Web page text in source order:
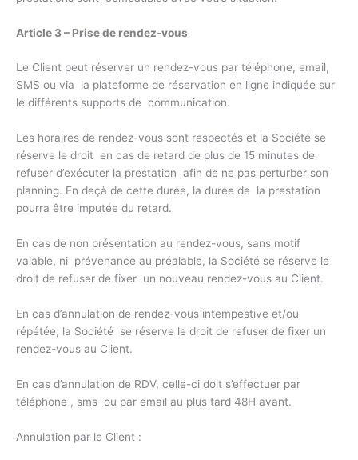
Article 3 – Prise de rendez-vous
Le Client peut réserver un rendez-vous par téléphone, email,
SMS ou via la plateforme de réservation en ligne indiquée sur
le différents supports de communication.
Les horaires de rendez-vous sont respectés et la Société se
réserve le droit en cas de retard de plus de 15 minutes de
refuser d’exécuter la prestation afin de ne pas perturber son
planning. En deçà de cette durée, la durée de la prestation
pourra être imputée du retard.
En cas de non présentation au rendez-vous, sans motif
valable, ni prévenance au préalable, la Société se réserve le
droit de refuser de fixer un nouveau rendez-vous au Client.
En cas d’annulation de rendez-vous intempestive et/ou
répétée, la Société se réserve le droit de refuser de fixer un
rendez-vous au Client.
En cas d’annulation de RDV, celle-ci doit s’effectuer par
téléphone , sms ou par email au plus tard 48H avant.
Annulation par le Client :